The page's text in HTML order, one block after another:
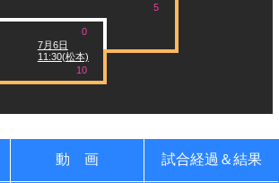
7月6日
11:30(松本)
0
10
5
動 画 試合経過＆結果